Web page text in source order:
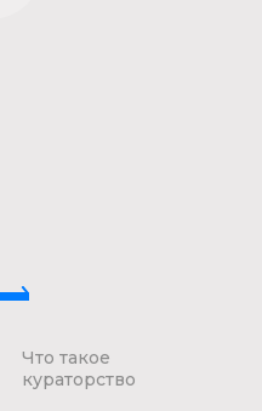
Что такое
кураторство